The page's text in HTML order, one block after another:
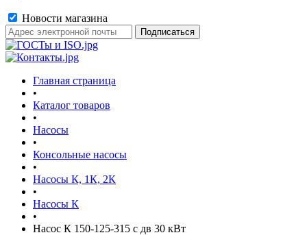
Новости магазина
Главная страница
•
Каталог товаров
•
Насосы
•
Консольные насосы
•
Насосы К, 1К, 2К
•
Насосы К
•
Насос К 150-125-315 с дв 30 кВт